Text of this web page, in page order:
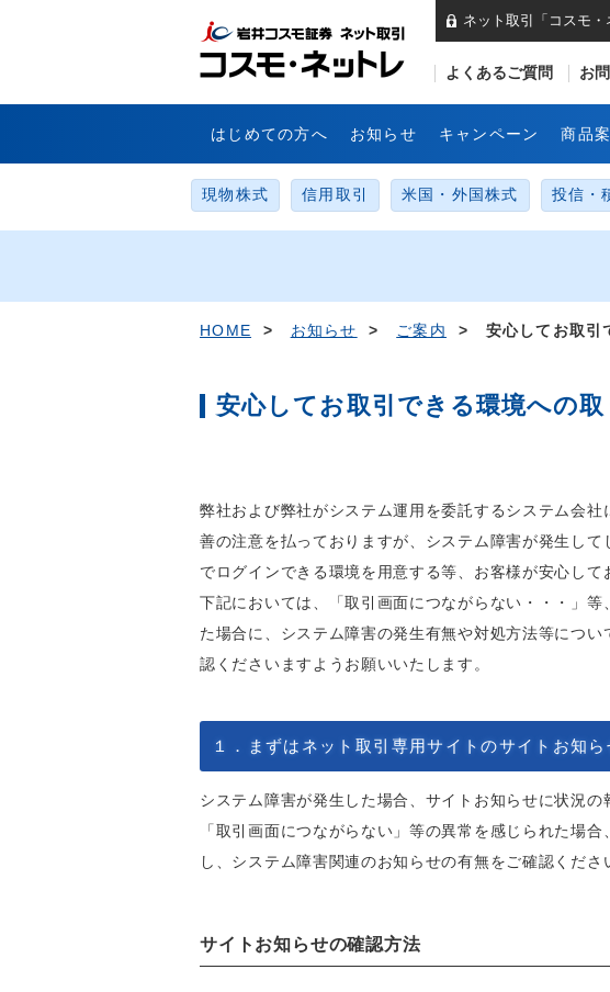
岩井コス
よくあるご質問 お
ネット取引「コスモ・
はじめての方へ お知らせ キャンペーン 商品
現物株式 信用取引 米国・外国株式 投信・
HOME > お知らせ > ご案内 > 安心してお取引
安心してお取引できる環境への
弊社および弊社がシステム運用を委託するシステム会
善の注意を払っておりますが、システム障害が発生し
でログインできる環境を用意する等、お客様が安心して
下記においては、「取引画面につながらない・・・」
た場合に、システム障害の発生有無や対処方法等につ
認くださいますようお願いいたします。
１．まずはネット取引専用サイトのサイトお知
システム障害が発生した場合、サイトお知らせに状況の
「取引画面につながらない」等の異常を感じられた場
し、システム障害関連のお知らせの有無をご確認くださ
サイトお知らせの確認方法